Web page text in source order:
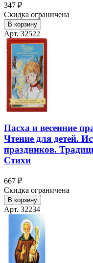
347 ₽
Скидка ограничена
В корзину
Арт. 32522
Пасха и весенние
Чтение для детей.
праздников.
Стихи
667 ₽
Скидка ограничена
В корзину
Арт. 32234